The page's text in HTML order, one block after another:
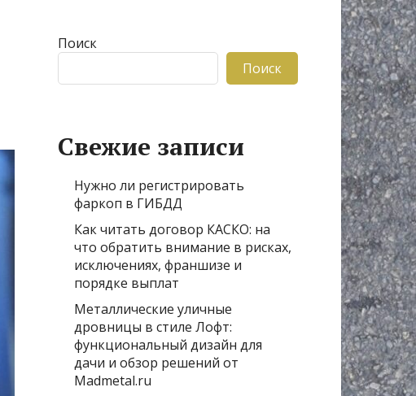
Поиск
Поиск
Свежие записи
Нужно ли регистрировать
фаркоп в ГИБДД
Как читать договор КАСКО: на
что обратить внимание в рисках,
исключениях, франшизе и
порядке выплат
Металлические уличные
дровницы в стиле Лофт:
функциональный дизайн для
дачи и обзор решений от
Madmetal.ru